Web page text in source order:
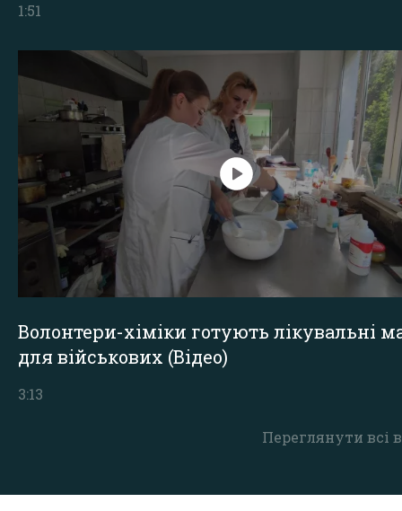
Переглянути всі
1:51
Волонтери-хіміки готують лікувальні
для військових (Відео)
3:13